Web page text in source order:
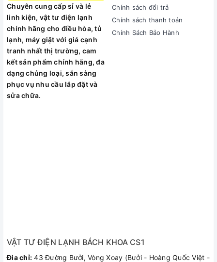
-Dung tích : 6 (L)
-Chất liệu vỏ : Nhựa
-Trọng lượng : 7,5 (kg)
-Điện áp : 220 (V)
-Công suất : 1.400 (W)
Xuất xứ : Malaysia
Bảo hành: 12 tháng
Chuyên cung cấp sỉ và lẻ
linh kiện, vật tư điện lạnh
chính hãng cho điều hòa, tủ
lạnh, máy giặt với giá cạnh
tranh nhất thị trường, cam
kết sản phẩm chính hãng, đa
dạng chủng loại, sẵn sàng
phục vụ nhu cầu lắp đặt và
sửa chữa.
Chính sách đổi trả
Chính sách thanh toán
Chính Sách Bảo Hành
VẬT TƯ ĐIỆN LẠNH BÁCH KHOA CS1
Đia chỉ: 43 Đường Bưởi, Vòng Xoay (Bưởi - Hoàng Quốc Việt -